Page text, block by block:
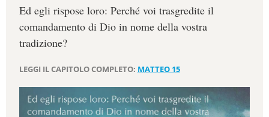
Ed egli rispose loro: Perché voi trasgredite il
comandamento di Dio in nome della vostra
tradizione?
LEGGI IL CAPITOLO COMPLETO: MATTEO 15